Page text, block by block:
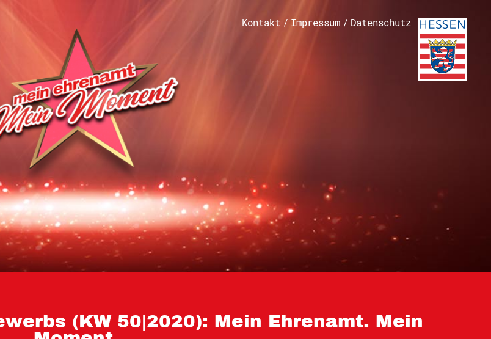
| Wettbewerb Dein Ehrenamt ist Herzenssache
MeinMoment
KlappeAuf
80 Jahre Hessen
Kontakt / Impressum / Datenschutz
(KW 50|2020): Mein Ehrenamt. Mein